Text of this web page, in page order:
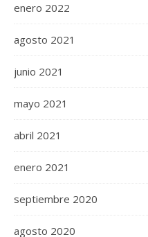
enero 2022
agosto 2021
junio 2021
mayo 2021
abril 2021
enero 2021
septiembre 2020
agosto 2020